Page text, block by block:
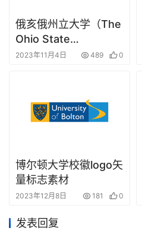
俄亥俄州立大学（The
Ohio State
University）校徽logo
2023年11月4日 489 0
博尔顿大学校徽logo矢
量标志素材
2023年12月8日 181 0
发表回复